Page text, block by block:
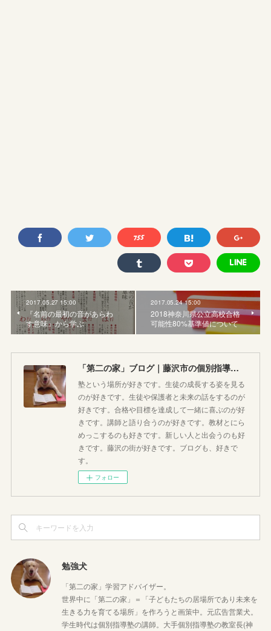
2017.05.27 15:00
『名前の最初の音があらわ
す意味』から学ぶ
2017.05.24 15:00
2018神奈川県公立高校合格
可能性80%基準値について
「第二の家」ブログ｜藤沢市の個別指導塾のお話
塾という場所が好きです。生徒の成長する姿を見る
のが好きです。生徒や保護者と未来の話をするのが
好きです。合格や目標を達成して一緒に喜ぶのが好
きです。講師と語り合うのが好きです。教材とにら
めっこするのも好きです。新しい人と出会うのも好
きです。藤沢の街が好きです。ブログも、好きで
す。
フォロー
勉強犬
「第二の家」学習アドバイザー。
世界中に「第二の家」＝「子どもたちの居場所であり未来を
生きる力を育てる場所」を作ろうと画策中。元広告営業犬。
学生時代は個別指導塾の講師。大手個別指導塾の教室長(神